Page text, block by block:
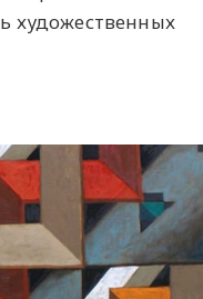
художественных